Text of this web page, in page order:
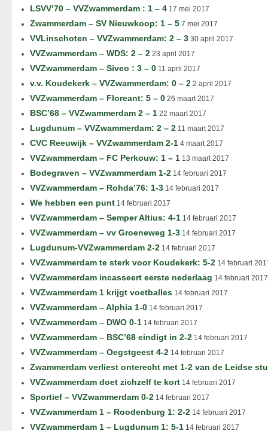
LSVV’70 – VVZwammerdam : 1 – 4 17 mei 2017
Zwammerdam – SV Nieuwkoop: 1 – 5 7 mei 2017
VVLinschoten – VVZwammerdam: 2 – 3 30 april 2017
VVZwammerdam – WDS: 2 – 2 23 april 2017
VVZwammerdam – Siveo : 3 – 0 11 april 2017
v.v. Koudekerk – VVZwammerdam: 0 – 2 2 april 2017
VVZwammerdam – Floreant: 5 – 0 26 maart 2017
BSC’68 – VVZwammerdam 2 – 1 22 maart 2017
Lugdunum – VVZwammerdam: 2 – 2 11 maart 2017
CVC Reeuwijk – VVZwammerdam 2-1 4 maart 2017
VVZwammerdam – FC Perkouw: 1 – 1 13 maart 2017
Bodegraven – VVZwammerdam 1-2 14 februari 2017
VVZwammerdam – Rohda’76: 1-3 14 februari 2017
We hebben een punt 14 februari 2017
VVZwammerdam – Semper Altius: 4-1 14 februari 2017
VVZwammerdam – vv Groeneweg 1-3 14 februari 2017
Lugdunum-VVZwammerdam 2-2 14 februari 2017
VVZwammerdam te sterk voor Koudekerk: 5-2 14 februari
VVZwammerdam incasseert eerste nederlaag 14 februari 2017
VVZwammerdam 1 krijgt voetballes 14 februari 2017
VVZwammerdam – Alphia 1-0 14 februari 2017
VVZwammerdam – DWO 0-1 14 februari 2017
VVZwammerdam – BSC’68 eindigt in 2-2 14 februari 2017
VVZwammerdam – Oegstgeest 4-2 14 februari 2017
Zwammerdam verliest onterecht met 1-2 van de Leidse
VVZwammerdam doet zichzelf te kort 14 februari 2017
Sportief – VVZwammerdam 0-2 14 februari 2017
VVZwammerdam 1 – Roodenburg 1: 2-2 14 februari 2017
VVZwammerdam 1 – Lugdunum 1: 5-1 14 februari 2017